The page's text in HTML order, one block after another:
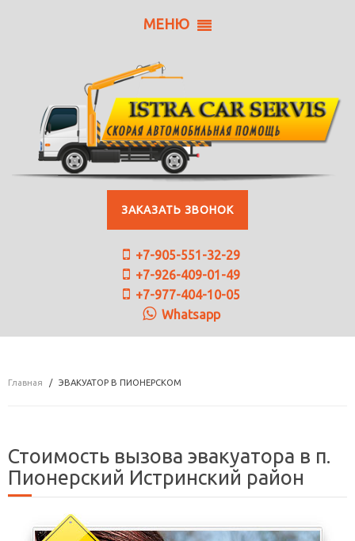
МЕНЮ
ЗАКАЗАТЬ ЗВОНОК
+7-905-551-32-29
+7-926-409-01-49
+7-977-404-10-05
Whatsapp
Главная ЭВАКУАТОР В ПИОНЕРСКОМ
Стоимость вызова эвакуатора в п.
Пионерский Истринский район